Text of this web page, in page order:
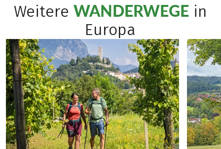
Weitere WANDERWEGEin
Europa